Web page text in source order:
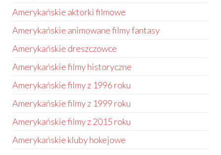
Amerykańskie aktorki filmowe
Amerykańskie animowane filmy fantasy
Amerykańskie dreszczowce
Amerykańskie filmy historyczne
Amerykańskie filmy z 1996 roku
Amerykańskie filmy z 1999 roku
Amerykańskie filmy z 2015 roku
Amerykańskie kluby hokejowe